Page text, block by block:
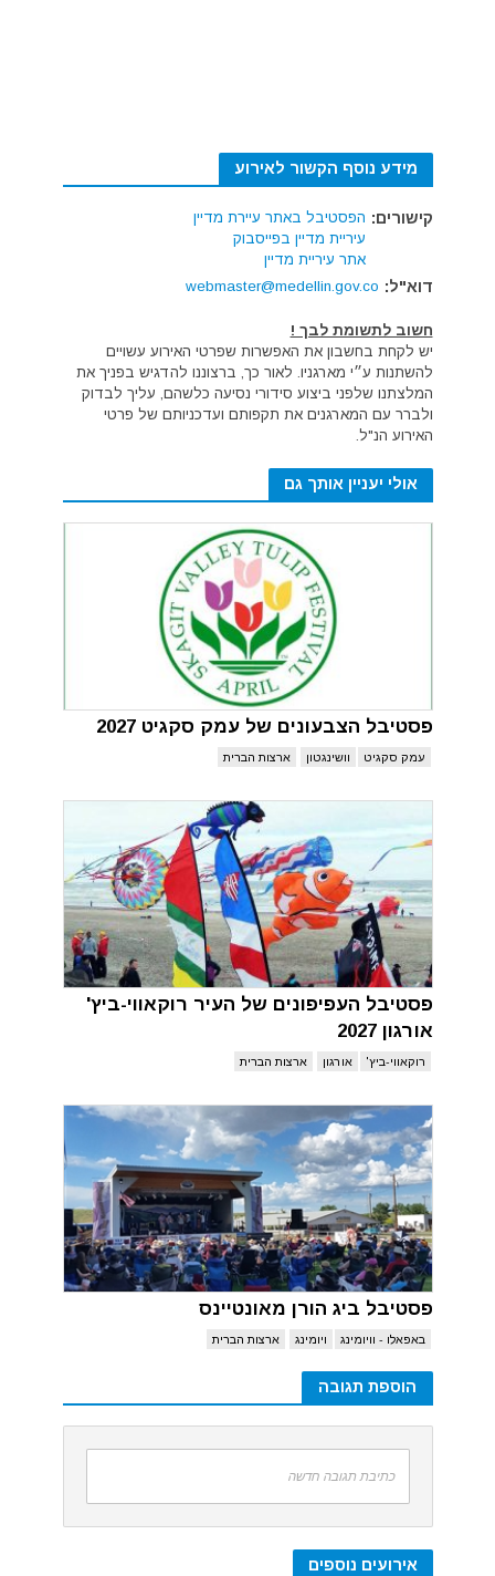
מידע נוסף הקשור לאירוע
קישורים: הפסטיבל באתר עיירת מדיין
עיריית מדיין בפייסבוק
אתר עיריית מדיין
דוא"ל: webmaster@medellin.gov.co
חשוב לתשומת לבך !
יש לקחת בחשבון את האפשרות שפרטי האירוע עשויים
להשתנות ע״י מארגניו. לאור כך, ברצוננו להדגיש בפניך את
המלצתנו שלפני ביצוע סידורי נסיעה כלשהם, עליך לבדוק
ולברר עם המארגנים את תקפותם ועדכניותם של פרטי
האירוע הנ"ל.
אולי יעניין אותך גם
פסטיבל הצבעונים של עמק סקגיט 2027
עמק סקגיט וושינגטון ארצות הברית
פסטיבל העפיפונים של העיר רוקאווי-ביץ'
אורגון 2027
רוקאווי-ביץ' אורגון ארצות הברית
פסטיבל ביג הורן מאונטיינס
באפאלו - וויומינג ויומינג ארצות הברית
הוספת תגובה
כתיבת תגובה חדשה
אירועים נוספים